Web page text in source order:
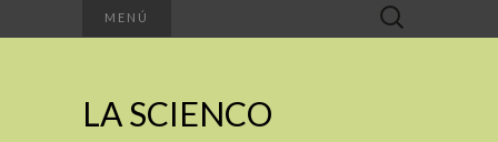
MENÚ Buscar:
LA SCIENCO